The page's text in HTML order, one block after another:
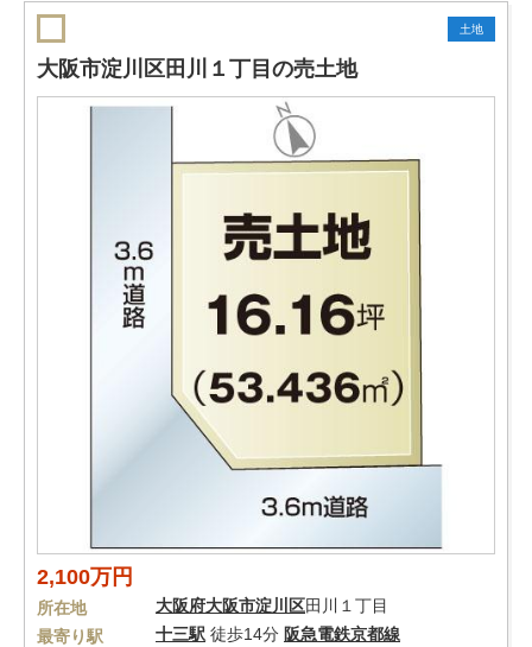
土地
大阪市淀川区田川１丁目の売土地
2,100万円
所在地 大阪府大阪市淀川区田川１丁目
最寄り駅
十三駅 徒歩14分 阪急電鉄京都線